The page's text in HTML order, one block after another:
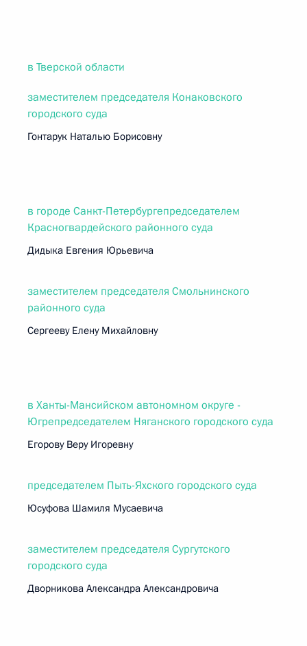
в Тверской области
заместителем председателя Конаковского
городского суда
Гонтарук Наталью Борисовну
в городе Санкт-Петербургепредседателем
Красногвардейского районного суда
Дидыка Евгения Юрьевича
заместителем председателя Смольнинского
районного суда
Сергееву Елену Михайловну
в Ханты-Мансийском автономном округе -
Югрепредседателем Няганского городского суда
Егорову Веру Игоревну
председателем Пыть-Яхского городского суда
Юсуфова Шамиля Мусаевича
заместителем председателя Сургутского
городского суда
Дворникова Александра Александровича